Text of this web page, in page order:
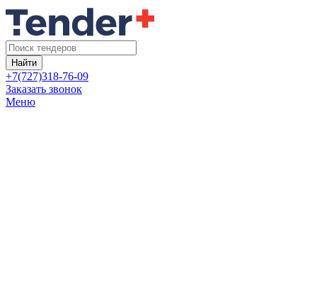
Найти
+7(727)318-76-09
Заказать звонок
Меню